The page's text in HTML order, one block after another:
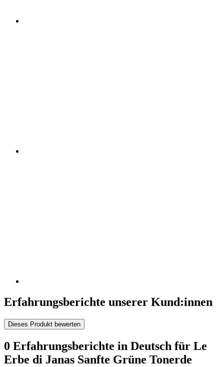
Erfahrungsberichte unserer Kund:innen
Dieses Produkt bewerten
0 Erfahrungsberichte in Deutsch für Le
Erbe di Janas Sanfte Grüne Tonerde